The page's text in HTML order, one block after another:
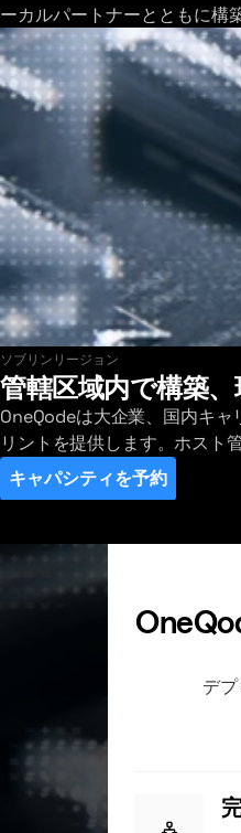
ーカルパートナーとともに構
最新のデプロイメントを見る
ソブリンリージョン
管轄区域内で構築、
OneQodeは大企業、国内キ
リントを提供します。ホスト
キャパシティを予約
デ